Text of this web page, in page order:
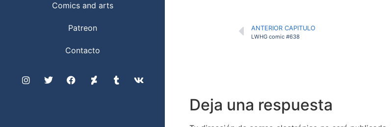
Comics and arts
Patreon
Contacto
ANTERIOR CAPITULO
LWHG comic #638
Deja una respuesta